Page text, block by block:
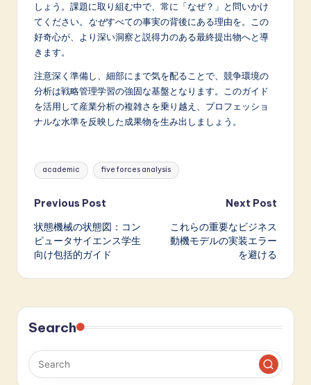
しょう。課題に取り組む中で、常に「なぜ？」と問いかけ
てください。 なぜすべての事実の背後にある理由を。この
好奇心が、より深い洞察と説得力のある最終提出物へと導
きます。
注意深く準備し、細部にまで気を配ることで、競争環境の
分析は戦略管理学習の強固な基盤となります。このガイド
を活用して産業分析の複雑さを乗り越え、プロフェッショ
ナルな水準を反映した成果物を生み出しましょう。
Tags:
academic five forces analysis
Post
navigation
Previous Post
状態機械の状態図：コン
ピュータサイエンス学生
向け包括的ガイド
Next Post
これらの重要なビジネス
動機モデルの実装エラー
を避ける
Search